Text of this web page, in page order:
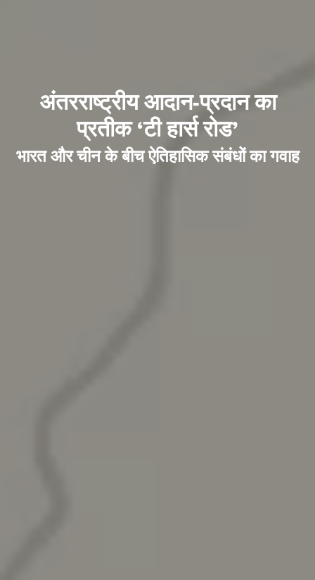
अंतरराष्ट्रीय आदान-प्रदान का
प्रतीक ‘टी हार्स रोड’
भारत और चीन के बीच ऐतिहासिक संबंधों का गवाह